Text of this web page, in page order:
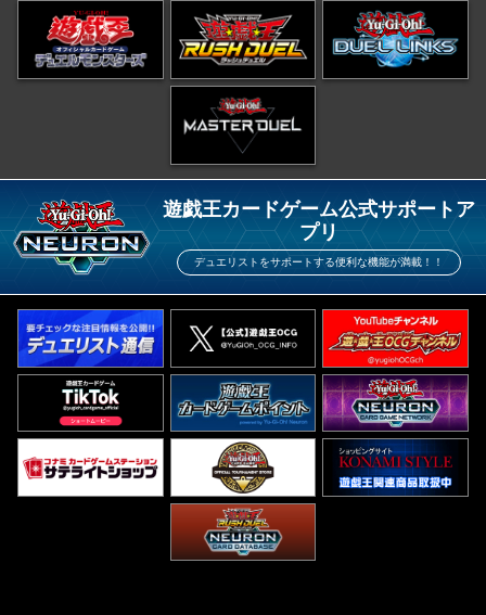
遊戯王カードゲーム公式サポートア
プリ
デュエリストをサポートする便利な機能が満載！！